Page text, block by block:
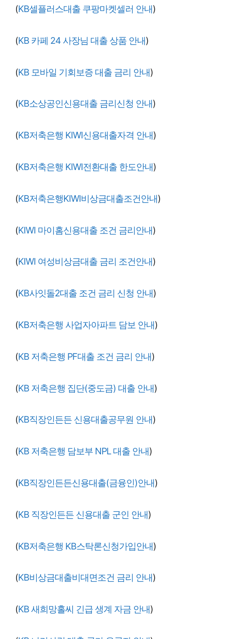
(KB셀플러스대출 쿠팡마켓셀러 안내)
(KB 카페 24 사장님 대출 상품 안내)
(KB 모바일 기회보증 대출 금리 안내)
(KB소상공인신용대출 금리신청 안내)
(KB저축은행 KIWI신용대출자격 안내)
(KB저축은행 KIWI전환대출 한도안내)
(KB저축은행KIWI비상금대출조건안내)
(KIWI 마이홈신용대출 조건 금리안내)
(KIWI 여성비상금대출 금리 조건안내)
(KB사잇돌2대출 조건 금리 신청 안내)
(KB저축은행 사업자아파트 담보 안내)
(KB 저축은행 PF대출 조건 금리 안내)
(KB 저축은행 집단(중도금) 대출 안내)
(KB직장인든든 신용대출공무원 안내)
(KB 저축은행 담보부 NPL 대출 안내)
(KB직장인든든신용대출(금융인)안내)
(KB 직장인든든 신용대출 군인 안내)
(KB저축은행 KB스탁론신청가입안내)
(KB비상금대출비대면조건 금리 안내)
(KB 새희망홀씨 긴급 생계 자금 안내)